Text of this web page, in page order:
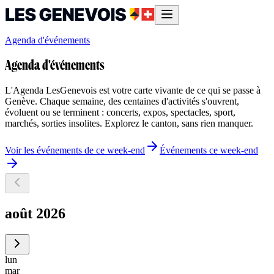
Agenda d'événements
Agenda d'événements
L'Agenda LesGenevois est votre carte vivante de ce qui se passe à
Genève. Chaque semaine, des centaines d'activités s'ouvrent,
évoluent ou se terminent : concerts, expos, spectacles, sport,
marchés, sorties insolites. Explorez le canton, sans rien manquer.
Voir les événements de ce week-end Événements ce week-end
août 2026
lun
mar